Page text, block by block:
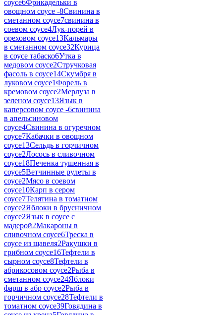
соусе6Фрикадельки в
овощном соусе -8Свинина в
сметанном соусе7свинина в
соевом соусе4Лук-порей в
ореховом соусе13Кальмары
в сметанном соусе32Курица
в соусе табаско6Утка в
медовом соусе2Стручковая
фасоль в соусе14Скумбря в
луковом соусе1Форель в
кремовом соусе2Мерлуза в
зеленом соусе13Язык в
каперсовом соусе -6свинина
в апельсиновом
соусе4Свинина в огуречном
соусе7Кабачки в овощном
соусе13Сельдь в горчичном
соусе2Лосось в сливочном
соусе18Печенка тушенная в
соусе5Ветчинные рулеты в
соусе2Мясо в соевом
соусе10Карп в сером
соусе7Телятина в томатном
соусе2Яблоки в брусничном
соусе2Язык в соусе с
мадерой2Макароны в
сливочном соусе6Треска в
соусе из щавеля2Ракушки в
грибном соусе16Тефтели в
сырном соусе8Тефтели в
абрикосовом соусе2Рыба в
сметанном соусе24Яблоки
фарш в абр соусе2Рыба в
горчичном соусе28Тефтели в
томатном соусе39Говядина в